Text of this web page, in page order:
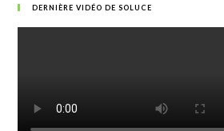
DERNIÈRE VIDÉO DE SOLUCE